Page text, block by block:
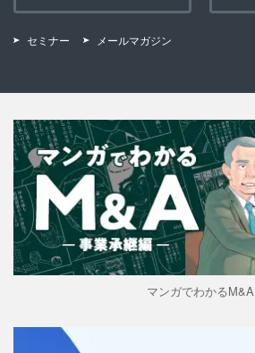
セミナー メールマガジン
マンガでわかるM&A